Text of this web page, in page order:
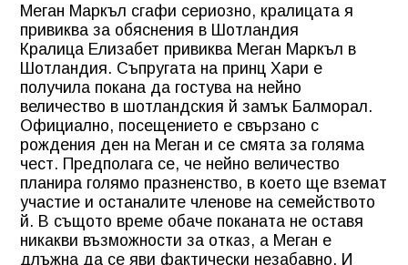
Меган Маркъл сгафи сериозно, кралицата я
привиква за обяснения в Шотландия
Кралица Елизабет привиква Меган Маркъл в
Шотландия. Съпругата на принц Хари е
получила покана да гостува на нейно
величество в шотландския й замък Балморал.
Официално, посещението е свързано с
рождения ден на Меган и се смята за голяма
чест. Предполага се, че нейно величество
планира голямо празненство, в което ще вземат
участие и останалите членове на семейството
й. В същото време обаче поканата не оставя
никакви възможности за отказ, а Меган е
длъжна да се яви фактически незабавно. И